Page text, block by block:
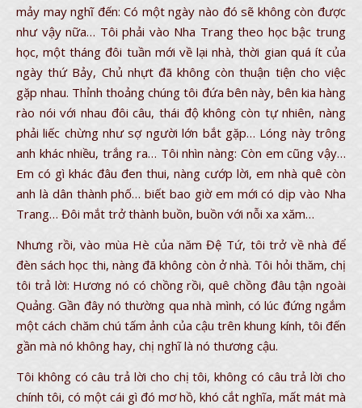
mảy may nghĩ đến: Có một ngày nào đó sẽ không còn được
như vậy nữa… Tôi phải vào Nha Trang theo học bậc trung
học, một tháng đôi tuần mới về lại nhà, thời gian quá ít của
ngày thứ Bảy, Chủ nhựt đã không còn thuận tiện cho việc
gặp nhau. Thỉnh thoảng chúng tôi đứa bên này, bên kia hàng
rào nói với nhau đôi câu, thái độ không còn tự nhiên, nàng
phải liếc chừng như sợ người lớn bắt gặp… Lóng này trông
anh khác nhiều, trắng ra… Tôi nhìn nàng: Còn em cũng vậy…
Em có gì khác đâu đen thui, nàng cướp lời, em nhà quê còn
anh là dân thành phố… biết bao giờ em mới có dịp vào Nha
Trang… Đôi mắt trở thành buồn, buồn với nỗi xa xăm…
Nhưng rồi, vào mùa Hè của năm Đệ Tứ, tôi trở về nhà để
đèn sách học thi, nàng đã không còn ở nhà. Tôi hỏi thăm, chị
tôi trả lời: Hương nó có chồng rồi, quê chồng đâu tận ngoài
Quảng. Gần đây nó thường qua nhà mình, có lúc đứng ngắm
một cách chăm chú tấm ảnh của cậu trên khung kính, tôi đến
gần mà nó không hay, chị nghĩ là nó thương cậu.
Tôi không có câu trả lời cho chị tôi, không có câu trả lời cho
chính tôi, có một cái gì đó mơ hồ, khó cắt nghĩa, mất mát mà